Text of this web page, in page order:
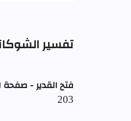
تفسير الشوكاني
فتح القدير - صفحة
203